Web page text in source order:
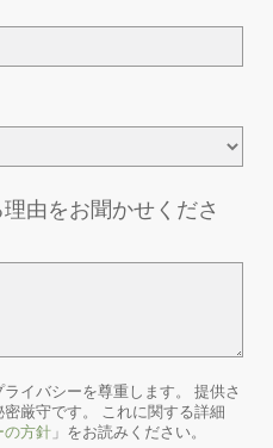
由をお聞かせくださ
イバシーを尊重します。 提供さ
厳守です。 これに関する詳細
の方針 」をお読みください。